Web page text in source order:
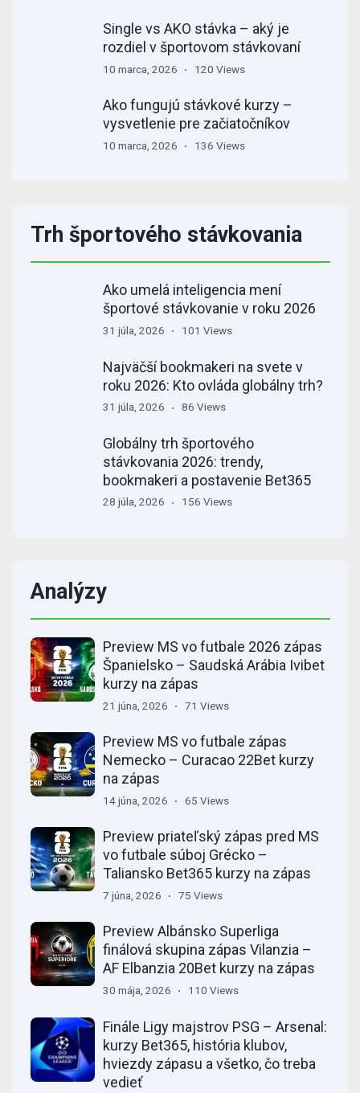
Single vs AKO stávka – aký je
rozdiel v športovom stávkovaní
10 marca, 2026 120 Views
Ako fungujú stávkové kurzy –
vysvetlenie pre začiatočníkov
10 marca, 2026 136 Views
Trh športového stávkovania
Ako umelá inteligencia mení
športové stávkovanie v roku 2026
31 júla, 2026 101 Views
Najväčší bookmakeri na svete v
roku 2026: Kto ovláda globálny trh?
31 júla, 2026 86 Views
Globálny trh športového
stávkovania 2026: trendy,
bookmakeri a postavenie Bet365
28 júla, 2026 156 Views
Analýzy
Preview MS vo futbale 2026 zápas
Španielsko – Saudská Arábia Ivibet
kurzy na zápas
21 júna, 2026 71 Views
Preview MS vo futbale zápas
Nemecko – Curacao 22Bet kurzy
na zápas
14 júna, 2026 65 Views
Preview priateľský zápas pred MS
vo futbale súboj Grécko –
Taliansko Bet365 kurzy na zápas
7 júna, 2026 75 Views
Preview Albánsko Superliga
finálová skupina zápas Vilanzia –
AF Elbanzia 20Bet kurzy na zápas
30 mája, 2026 110 Views
Finále Ligy majstrov PSG – Arsenal:
kurzy Bet365, história klubov,
hviezdy zápasu a všetko, čo treba
vedieť